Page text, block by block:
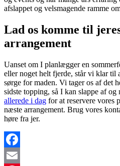
afslappet og velsmagende ramme
Lad os komme til
arrangement
Uanset om I planlægger en
eller noget helt fjerde, står vi klar til
sørge for maden. Vi tager os af det
sidste topping, så I kan slappe af og
allerede i dag for at reservere vores
næste arrangement. Brug vores
høre fra jer.
Facebook